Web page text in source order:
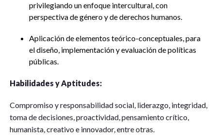
privilegiando un enfoque intercultural, con
perspectiva de género y de derechos humanos.
Aplicación de elementos teórico-conceptuales, para
el diseño, implementación y evaluación de políticas
públicas.
Habilidades y Aptitudes:
Compromiso y responsabilidad social, liderazgo, integridad,
toma de decisiones, proactividad, pensamiento crítico,
humanista, creativo e innovador, entre otras.